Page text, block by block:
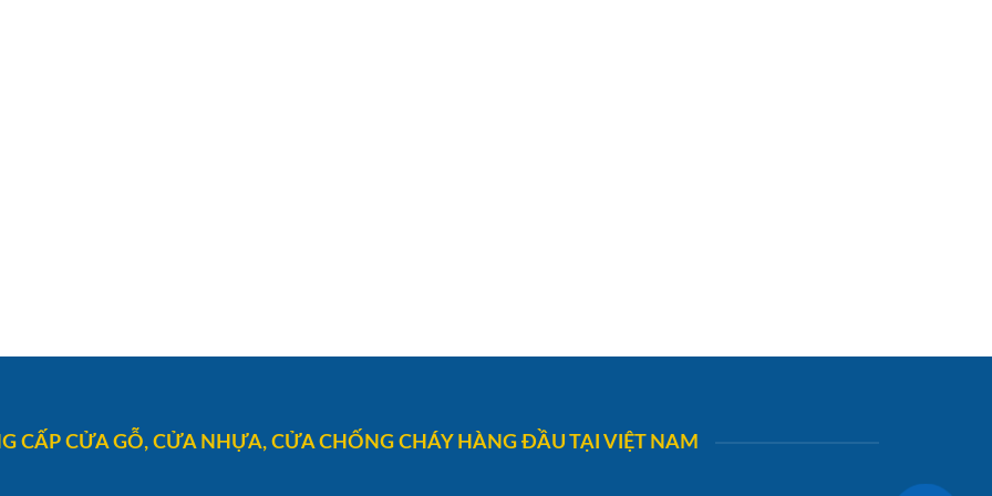
CẤP CỬA GỖ, CỬA NHỰA, CỬA CHỐNG CHÁY HÀNG ĐẦU TẠI VIỆT NAM